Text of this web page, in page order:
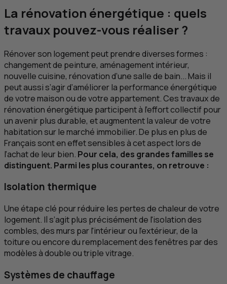
La rénovation énergétique : quels
travaux pouvez-vous réaliser ?
Rénover son logement peut prendre diverses formes :
changement de peinture, aménagement intérieur,
nouvelle cuisine, rénovation d’une salle de bain... Mais il
peut aussi s’agir d’améliorer la performance énergétique
de votre maison ou de votre appartement. Ces travaux de
rénovation énergétique participent à l'effort collectif pour
un avenir plus durable, et augmentent la valeur de votre
habitation sur le marché immobilier. De plus en plus de
Français sont en effet sensibles à cet aspect lors de
l’achat de leur bien. Pour cela, des grandes familles se
distinguent. Parmi les plus courantes, on retrouve :
Isolation thermique
Une étape clé pour réduire les pertes de chaleur de votre
logement. Il s’agit plus précisément de l'isolation des
combles, des murs par l'intérieur ou l'extérieur, de la
toiture ou encore du remplacement des fenêtres par des
modèles à double ou triple vitrage.
Systèmes de chauffage